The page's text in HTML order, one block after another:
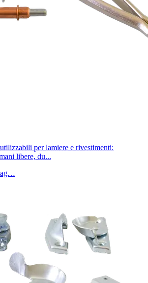
per lamiere e rivestimenti:
libere, du...